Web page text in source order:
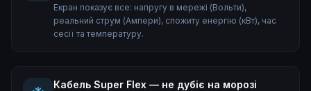
Екран показує все: напругу в мережі (Вольти),
реальний струм (Ампери), спожиту енергію (кВт), час
сесії та температуру.
Кабель Super Flex — не дубіє на морозі